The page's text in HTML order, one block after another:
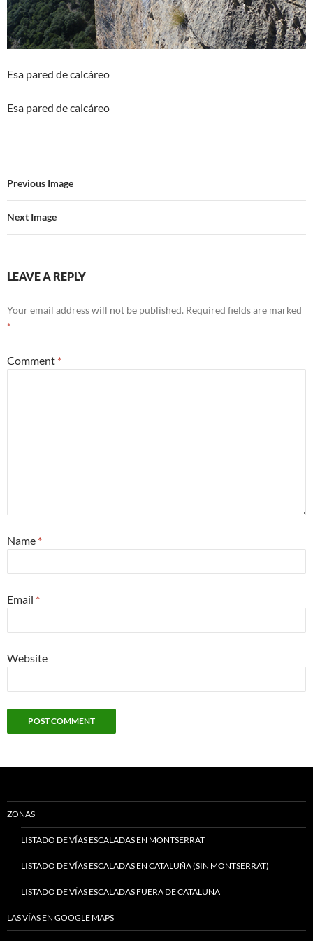
Esa pared de calcáreo
Esa pared de calcáreo
Previous Image
Next Image
LEAVE A REPLY
Your email address will not be published. Required fields are marked
*
Comment *
Name *
Email *
Website
ZONAS
LISTADO DE VÍAS ESCALADAS EN MONTSERRAT
LISTADO DE VÍAS ESCALADAS EN CATALUÑA (SIN MONTSERRAT)
LISTADO DE VÍAS ESCALADAS FUERA DE CATALUÑA
LAS VÍAS EN GOOGLE MAPS